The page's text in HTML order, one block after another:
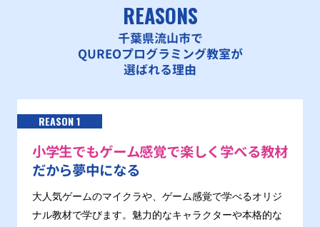
REASONS
千葉県流山市で
QUREOプログラミング教室が
選ばれる理由
REASON 1
小学生でもゲーム感覚で楽しく学べる教材
だから夢中になる
大人気ゲームのマイクラや、ゲーム感覚で学べるオリジ
ナル教材で学びます。魅力的なキャラクターや本格的な